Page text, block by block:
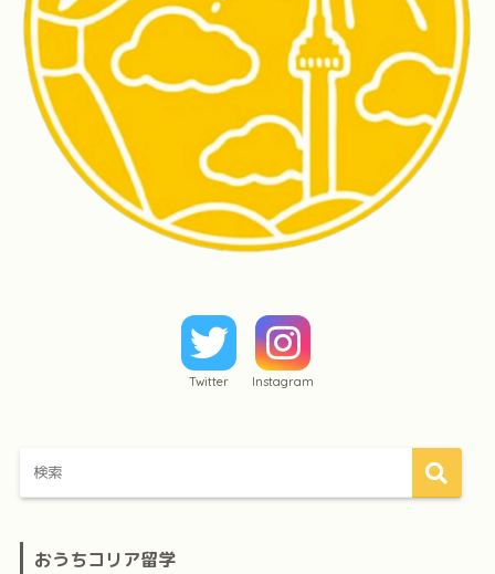
Twitter Instagram
おうちコリア留学